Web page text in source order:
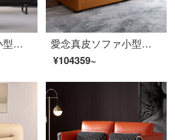
愛念真皮ソファ小型タイプ3人の羽毛頭層牛皮回転角ソファセットイタリア式軽量豪華客間家具N 81著エンドル色【トップ牛革/ダウンジャケット】1+2+3セット
愛念真皮ソファ小型タイプ三人の頭層牛皮回転角ソファセットはシンプルで現代客間家具1908〓オレンジ色
¥104359~